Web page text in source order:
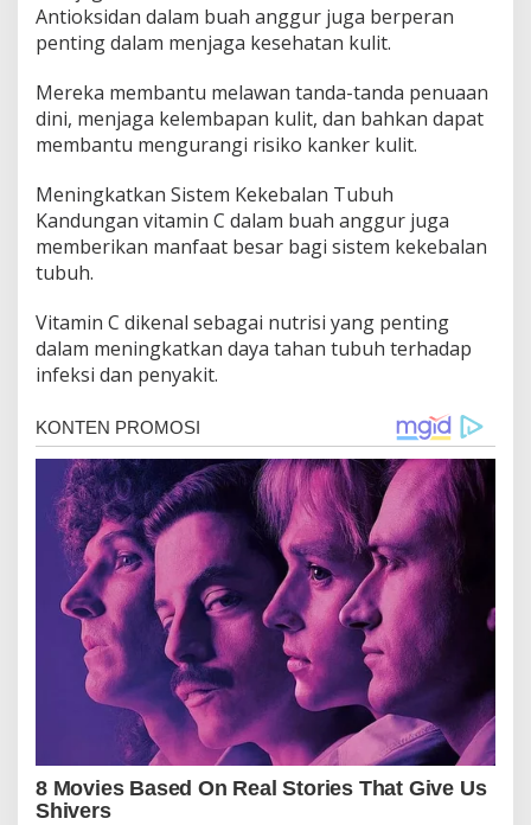
Antioksidan dalam buah anggur juga berperan
penting dalam menjaga kesehatan kulit.
Mereka membantu melawan tanda-tanda penuaan
dini, menjaga kelembapan kulit, dan bahkan dapat
membantu mengurangi risiko kanker kulit.
Meningkatkan Sistem Kekebalan Tubuh
Kandungan vitamin C dalam buah anggur juga
memberikan manfaat besar bagi sistem kekebalan
tubuh.
Vitamin C dikenal sebagai nutrisi yang penting
dalam meningkatkan daya tahan tubuh terhadap
infeksi dan penyakit.